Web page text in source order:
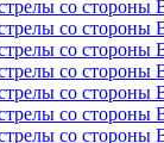
со
со
со
со
со
со
со